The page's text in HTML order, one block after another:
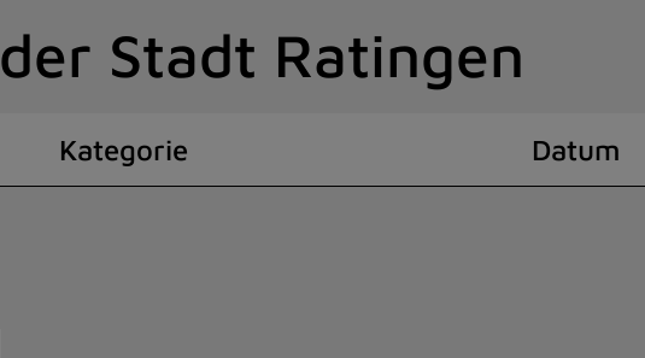
Stadt Ratingen
Kategorie Datum